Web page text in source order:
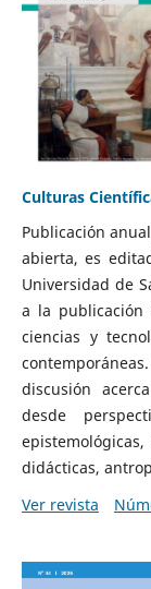
Culturas
Publicación
abierta, es
Universidad de
a la publicación
ciencias y
discusión
desde
didácticas,
Ver revista